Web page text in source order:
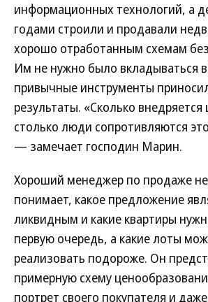
информационных технологий, а
годами строили и продавали
хорошо отработанным схемам
Им не нужно было вкладываться
привычные инструменты
результаты. «Сколько
столько люди сопротивляются
— замечает господин Марин.
Хороший менеджер по продаже
понимает, какое предложение
ликвидным и какие квартиры
первую очередь, а какие лоты
реализовать подороже. Он
примерную схему
портрет своего покупателя и